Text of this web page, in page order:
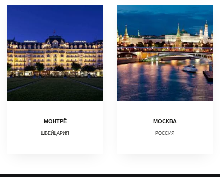
МОНТРЁ
ШВЕЙЦАРИЯ
МОСКВА
РОССИЯ